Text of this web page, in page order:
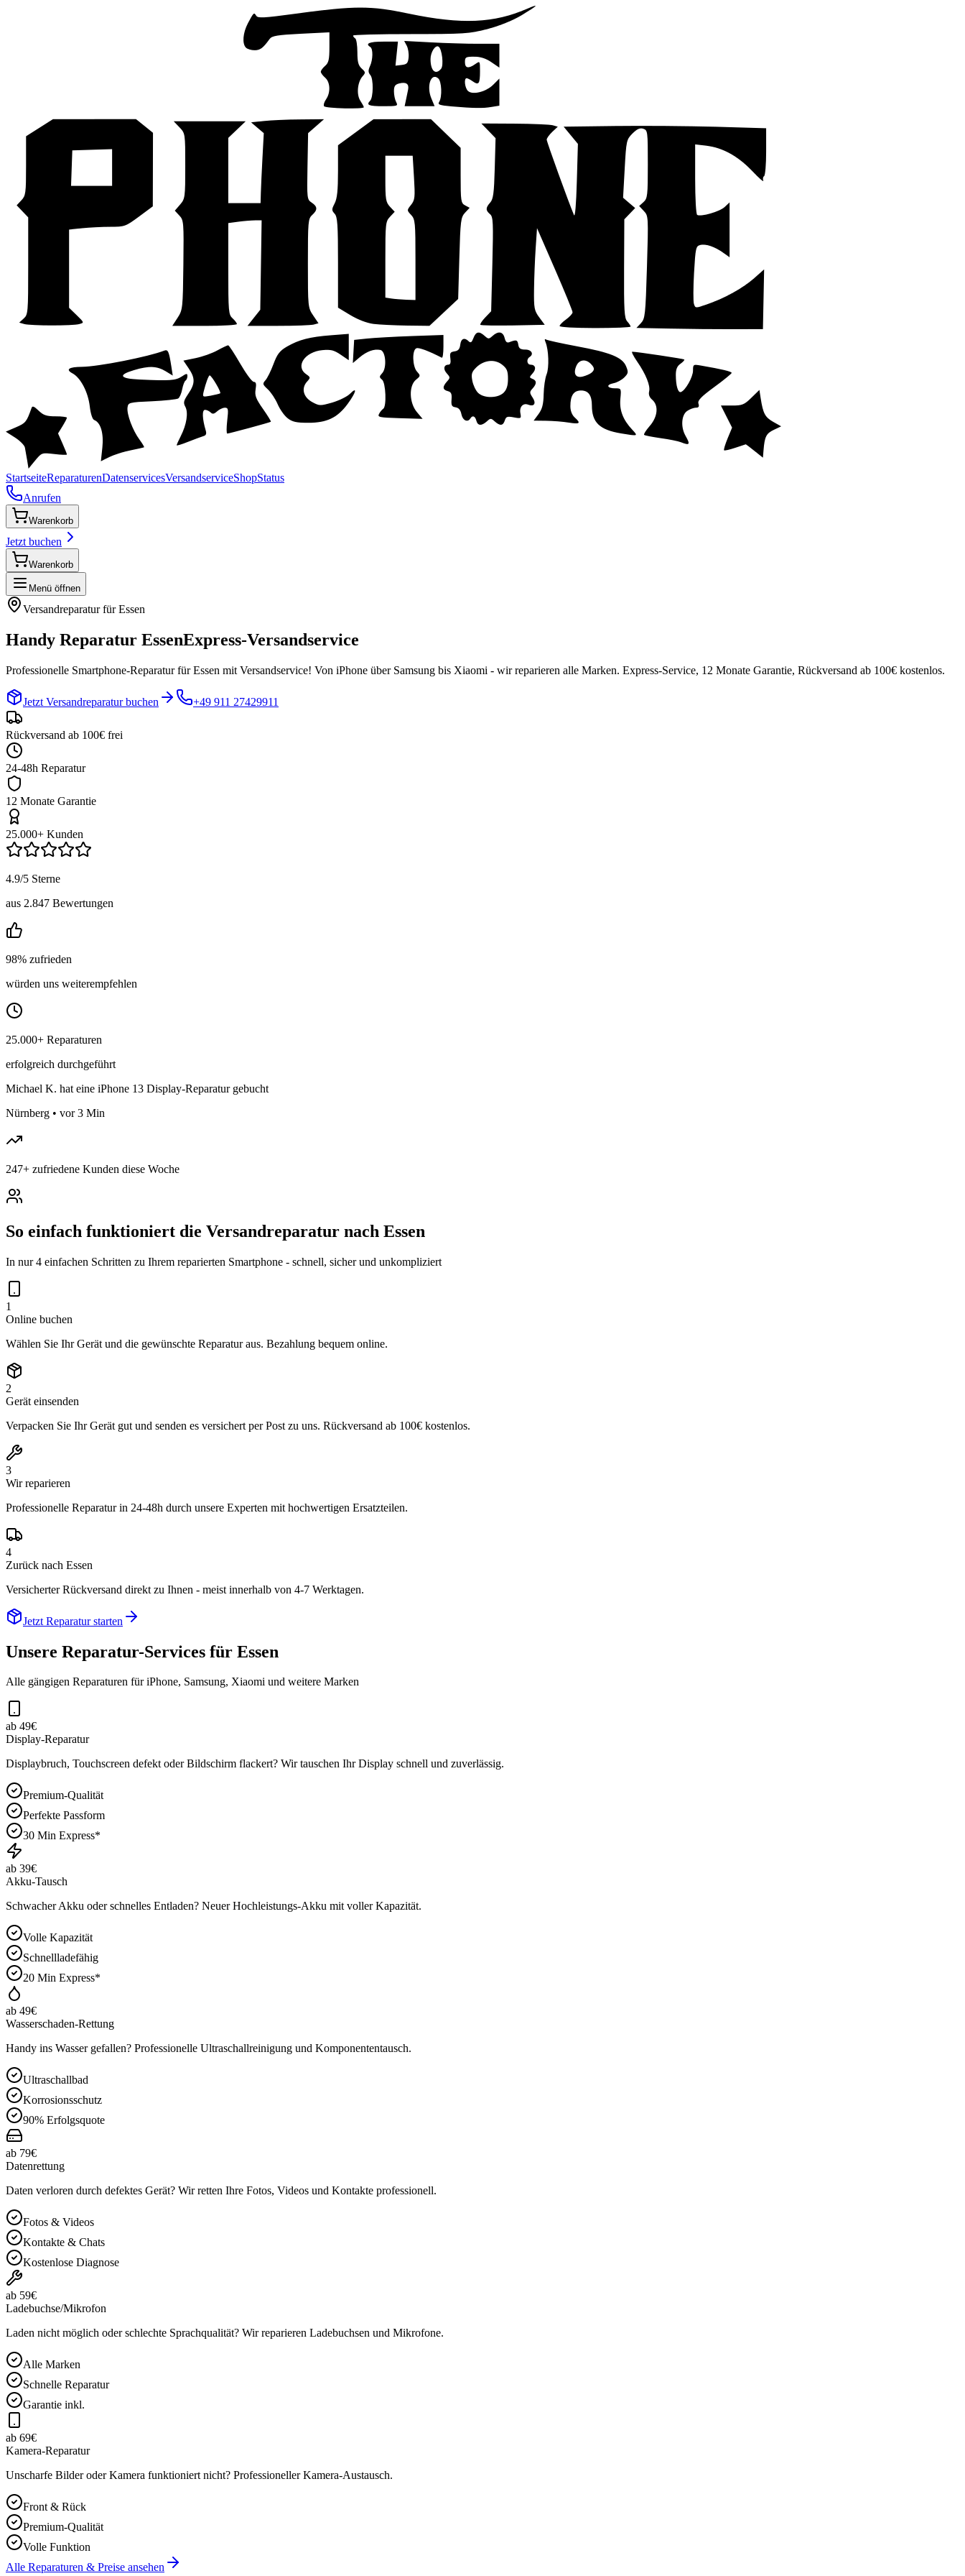
StartseiteReparaturenDatenservicesVersandserviceShopStatus
Anrufen
Warenkorb
Jetzt buchen
Warenkorb
Menü öffnen
Versandreparatur fürEssen
Handy Reparatur EssenExpress-Versandservice
Professionelle Smartphone-Reparatur fürEssen mit Versandservice! Von iPhone über Samsung bis Xiaomi - wir reparieren alle Marken. Express-Service, 12 Monate Garantie, Rückversand ab 100€ kostenlos.
Jetzt Versandreparatur buchen +49 911 27429911
Rückversand ab 100€ frei
24-48h Reparatur
12 Monate Garantie
25.000+ Kunden
4.9/5 Sterne
aus 2.847 Bewertungen
98% zufrieden
würden uns weiterempfehlen
25.000+ Reparaturen
erfolgreich durchgeführt
Michael K. hat eine iPhone 13 Display-Reparatur gebucht
Nürnberg • vor 3 Min
247+ zufriedene Kunden diese Woche
So einfach funktioniert die Versandreparatur nach Essen
In nur 4 einfachen Schritten zu Ihrem reparierten Smartphone - schnell, sicher und unkompliziert
1
Online buchen
Wählen Sie Ihr Gerät und die gewünschte Reparatur aus. Bezahlung bequem online.
2
Gerät einsenden
Verpacken Sie Ihr Gerät gut und senden es versichert per Post zu uns. Rückversand ab 100€ kostenlos.
3
Wir reparieren
Professionelle Reparatur in 24-48h durch unsere Experten mit hochwertigen Ersatzteilen.
4
Zurück nach Essen
Versicherter Rückversand direkt zu Ihnen - meist innerhalb von 4-7 Werktagen.
Jetzt Reparatur starten
Unsere Reparatur-Services für Essen
Alle gängigen Reparaturen für iPhone, Samsung, Xiaomi und weitere Marken
ab 49€
Display-Reparatur
Displaybruch, Touchscreen defekt oder Bildschirm flackert? Wir tauschen Ihr Display schnell und zuverlässig.
Premium-Qualität
Perfekte Passform
30 Min Express*
ab 39€
Akku-Tausch
Schwacher Akku oder schnelles Entladen? Neuer Hochleistungs-Akku mit voller Kapazität.
Volle Kapazität
Schnellladefähig
20 Min Express*
ab 49€
Wasserschaden-Rettung
Handy ins Wasser gefallen? Professionelle Ultraschallreinigung und Komponententausch.
Ultraschallbad
Korrosionsschutz
90% Erfolgsquote
ab 79€
Datenrettung
Daten verloren durch defektes Gerät? Wir retten Ihre Fotos, Videos und Kontakte professionell.
Fotos & Videos
Kontakte & Chats
Kostenlose Diagnose
ab 59€
Ladebuchse/Mikrofon
Laden nicht möglich oder schlechte Sprachqualität? Wir reparieren Ladebuchsen und Mikrofone.
Alle Marken
Schnelle Reparatur
Garantie inkl.
ab 69€
Kamera-Reparatur
Unscharfe Bilder oder Kamera funktioniert nicht? Professioneller Kamera-Austausch.
Front & Rück
Premium-Qualität
Volle Funktion
Alle Reparaturen & Preise ansehen